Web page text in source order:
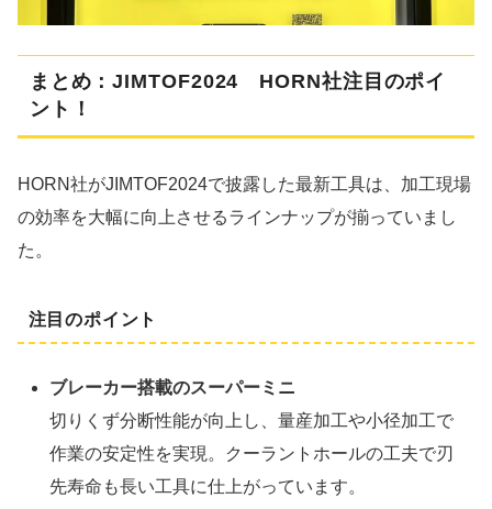
まとめ：JIMTOF2024 HORN社注目のポイ
ント！
HORN社がJIMTOF2024で披露した最新工具は、加工現場
の効率を大幅に向上させるラインナップが揃っていまし
た。
注目のポイント
ブレーカー搭載のスーパーミニ
切りくず分断性能が向上し、量産加工や小径加工で
作業の安定性を実現。クーラントホールの工夫で刃
先寿命も長い工具に仕上がっています。